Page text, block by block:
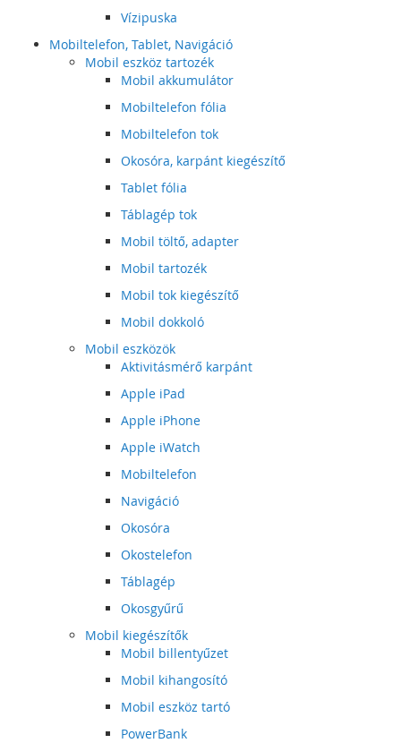
Vízipuska
Mobiltelefon, Tablet, Navigáció
Mobil eszköz tartozék
Mobil akkumulátor
Mobiltelefon fólia
Mobiltelefon tok
Okosóra, karpánt kiegészítő
Tablet fólia
Táblagép tok
Mobil töltő, adapter
Mobil tartozék
Mobil tok kiegészítő
Mobil dokkoló
Mobil eszközök
Aktivitásmérő karpánt
Apple iPad
Apple iPhone
Apple iWatch
Mobiltelefon
Navigáció
Okosóra
Okostelefon
Táblagép
Okosgyűrű
Mobil kiegészítők
Mobil billentyűzet
Mobil kihangosító
Mobil eszköz tartó
PowerBank